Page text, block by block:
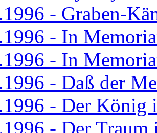
- Graben-
- In
- In
- Daß der
- Der König
- Der Traum